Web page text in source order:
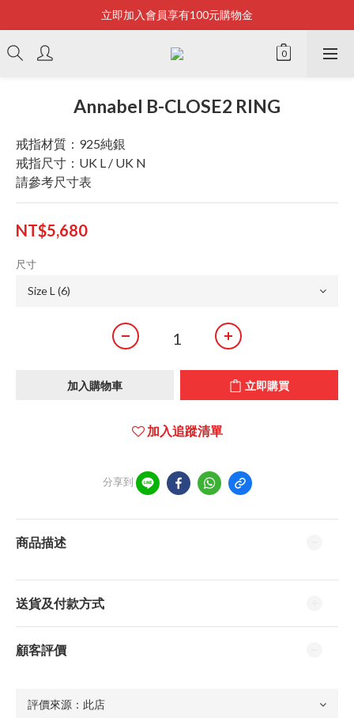
Bonjour~
立即加入會員享有100元購物金
全店滿2500即享免運
Annabel B-CLOSE2 RING
戒指材質：925純銀
戒指尺寸：UK L / UK N
請參考尺寸表
NT$5,680
尺寸
加入購物車 立即購買
加入追蹤清單
分享到
商品描述
送貨及付款方式
顧客評價